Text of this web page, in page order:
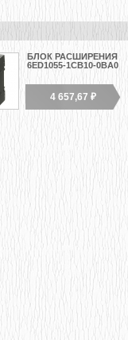
БЛОК РАСШИРЕНИЯ
6ED1055-1CB10-0BA0
4 657,67 ₽